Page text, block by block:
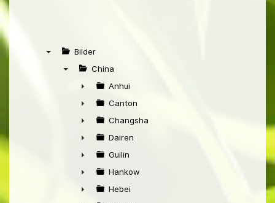
Bilder
China
►
Anhui
►
Canton
►
Changsha
►
Dairen
►
Guilin
►
Hankow
Hebei